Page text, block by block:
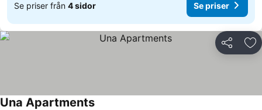
Se priser från 4 sidor Se priser
Dela
Una Apartments